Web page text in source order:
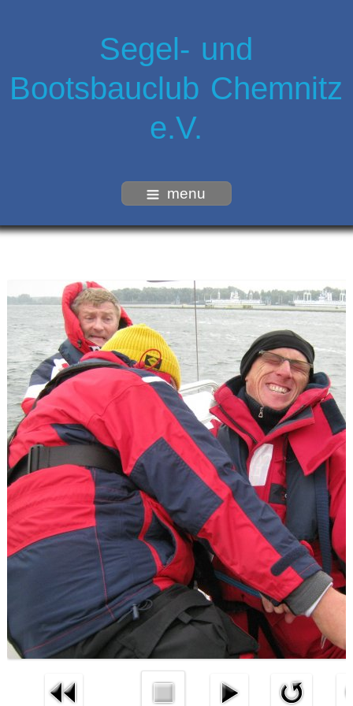
Segel- und
Bootsbauclub Chemnitz
e.V.
menu